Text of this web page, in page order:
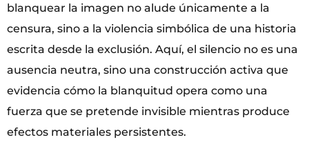
blanquear la imagen no alude únicamente a la
censura, sino a la violencia simbólica de una historia
escrita desde la exclusión. Aquí, el silencio no es una
ausencia neutra, sino una construcción activa que
evidencia cómo la blanquitud opera como una
fuerza que se pretende invisible mientras produce
efectos materiales persistentes.